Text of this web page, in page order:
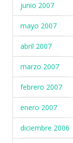
junio 2007
mayo 2007
abril 2007
marzo 2007
febrero 2007
enero 2007
diciembre 2006